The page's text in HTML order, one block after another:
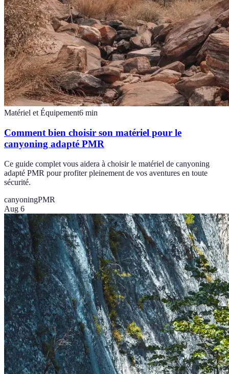
Matériel et Équipement6 min
Comment bien choisir son matériel pour le
canyoning adapté PMR
Ce guide complet vous aidera à choisir le matériel de canyoning
adapté PMR pour profiter pleinement de vos aventures en toute
sécurité.
canyoningPMR
Aug 6